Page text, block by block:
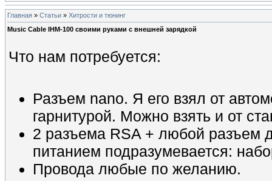
Главная » Статьи » Хитрости и тюнинг
Music Cable IHM-100 своими руками с внешней зарядкой
Что нам потребуется:
Разъем nano. Я его взял от
гарнитурой. Можно взять и от
2 разъема RSA + любой разъем
питанием подразумевается:
Провода любые по желанию.